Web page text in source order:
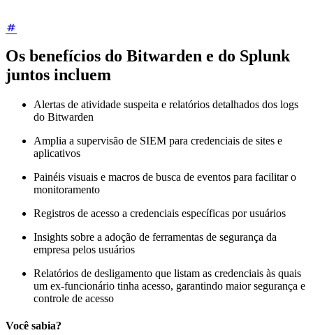
Os benefícios do Bitwarden e do Splunk
juntos incluem
Alertas de atividade suspeita e relatórios detalhados dos logs
do Bitwarden
Amplia a supervisão de SIEM para credenciais de sites e
aplicativos
Painéis visuais e macros de busca de eventos para facilitar o
monitoramento
Registros de acesso a credenciais específicas por usuários
Insights sobre a adoção de ferramentas de segurança da
empresa pelos usuários
Relatórios de desligamento que listam as credenciais às quais
um ex-funcionário tinha acesso, garantindo maior segurança e
controle de acesso
Você sabia?